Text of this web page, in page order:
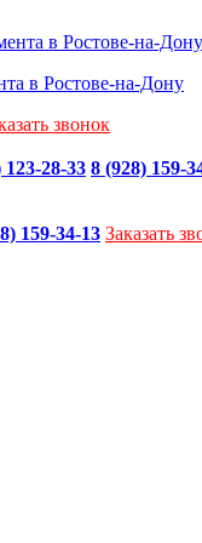
в Ростове-на-Дону
звонок
123-28-33 8 (928) 159-
159-34-13 Заказать